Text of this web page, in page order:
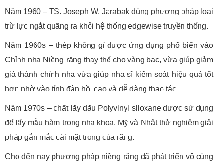
Năm 1960 – TS. Joseph W. Jarabak dùng phương pháp loại
trừ lực ngắt quãng ra khỏi hệ thống edgewise truyền thống.
Năm 1960s – thép không gỉ được ứng dụng phổ biến vào
Chỉnh nha Niềng răng thay thế cho vàng bạc, vừa giúp giảm
giá thành chỉnh nha vừa giúp nha sĩ kiểm soát hiệu quả tốt
hơn nhờ vào tính đàn hồi cao và dễ dàng thao tác.
Năm 1970s – chất lấy dấu Polyvinyl siloxane được sử dụng
để lấy mẫu hàm trong nha khoa. Mỹ và Nhật thử nghiệm giải
pháp gắn mắc cài mặt trong của răng.
Cho đến nay phương pháp niềng răng đã phát triển vô cùng